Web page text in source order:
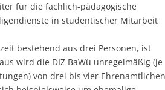
für die fachlich-pädagogische
in studentischer Mitarbeit
bestehend aus drei Personen, ist
wird die DIZ BaWü unregelmäßig (je
von drei bis vier Ehrenamtlichen